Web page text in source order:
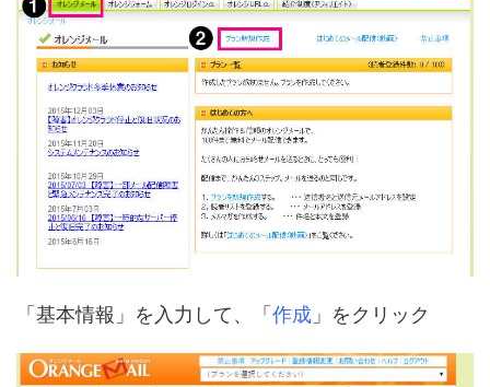
「基本情報」を入力して、「 作成 」をクリック